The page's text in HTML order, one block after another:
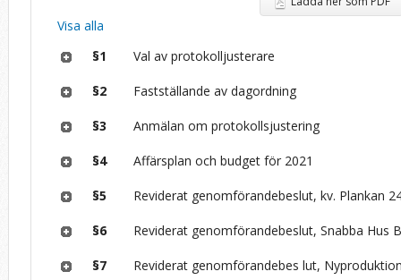
Visa alla
§1
Val av protokolljusterare
§2 Fastställande av dagordning
§3 Anmälan om protokollsjustering
§4 Affärsplan och budget för 2021
§5 Reviderat genomförandebeslut, kv. Plankan
§6 Reviderat genomförandebeslut, Snabba Hus
§7 Reviderat genomförandebes lut,